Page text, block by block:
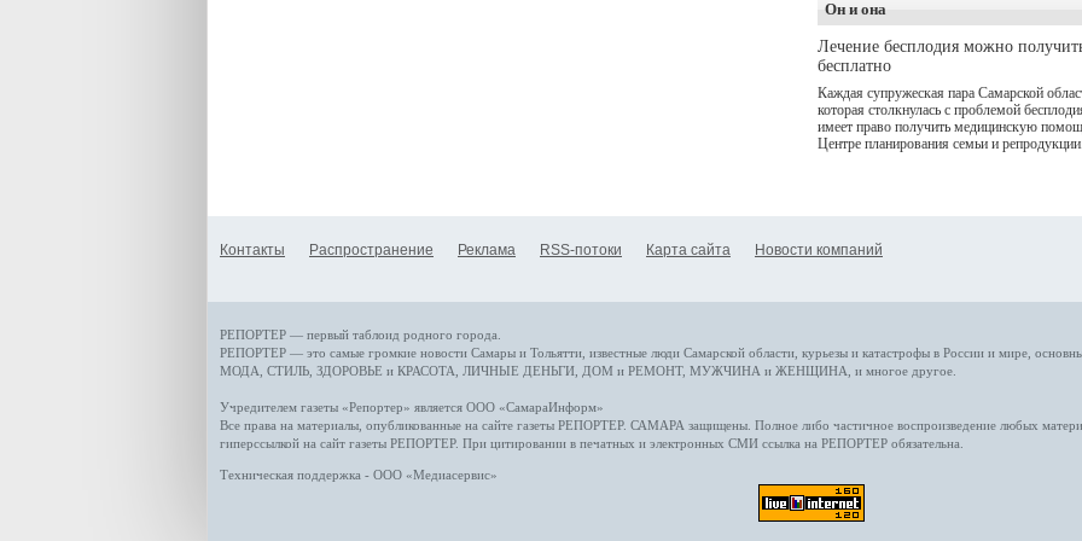
мотивам одноименного
исполнили Артем
Полина Гухман,
Устимова, Олег
Святослав Рогожан,
Режиссер-постановщик
снова здравствуйте!").
Он и она
Лечение бесплодия можно
бесплатно
Каждая супружеская пара Самарской
которая столкнулась с проблемой
имеет право получить медицинскую
Центре планирования семьи и репродукции.
Контакты Распространение Реклама RSS-потоки Карта сайта Новости компаний
РЕПОРТЕР — первый таблоид родного города.
РЕПОРТЕР — это самые громкие новости Самары и Тольятти, известные люди Самарской области, курьезы и катастрофы в России и мире ,
МОДА, СТИЛЬ ЗДОРОВЬЕ и КРАСОТА ЛИЧНЫЕ ДЕНЬГИ ДОМ и РЕМОНТ, МУЖЧИНА и ЖЕНЩИНА , и многое другое
Учредителем газеты «Репортер» является ООО «СамараИнформ»
Все права на материалы, опубликованные на сайте газеты РЕПОРТЕР. САМАРА защищены. Полное либо частичное воспроизведение любых
гиперссылкой на сайт газеты РЕПОРТЕР. При цитировании в печатных и электронных СМИ ссылка на РЕПОРТЕР обязательна.
Техническая поддержка - ООО «Медиасервис»